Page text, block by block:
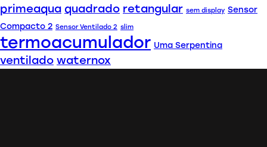
primeaqua quadrado retangular sem display Sensor
Compacto 2 Sensor Ventilado 2 slim
termoacumulador Uma Serpentina
ventilado waternox